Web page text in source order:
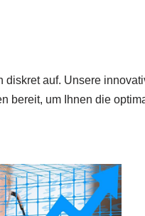
auf. Unsere
bereit, um Ihnen die